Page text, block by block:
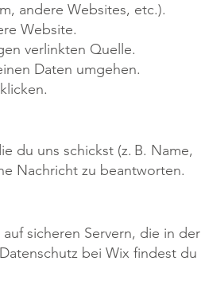
andere Websites, etc.).
Website.
verlinkten Quelle.
Daten umgehen.
du uns schickst (z. B. Name,
Nachricht zu beantworten.
sicheren Servern, die in der
bei Wix findest du